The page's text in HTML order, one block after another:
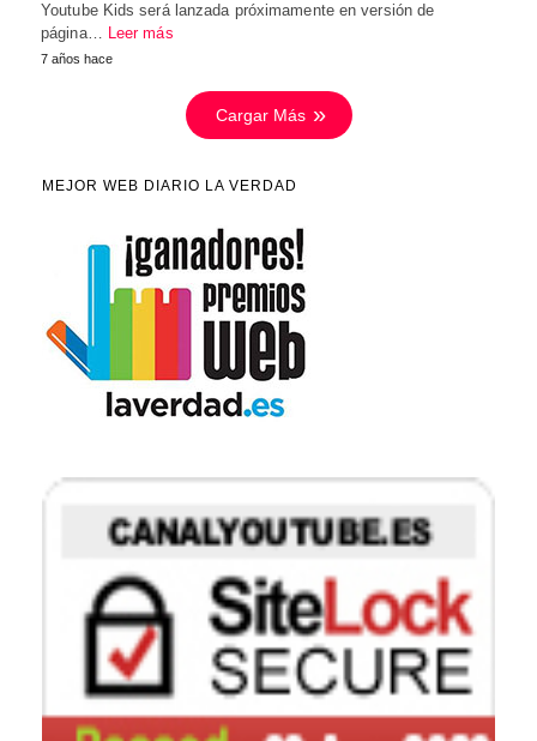
Youtube Kids será lanzada próximamente en versión de
página… Leer más
7 años hace
Cargar Más
MEJOR WEB DIARIO LA VERDAD